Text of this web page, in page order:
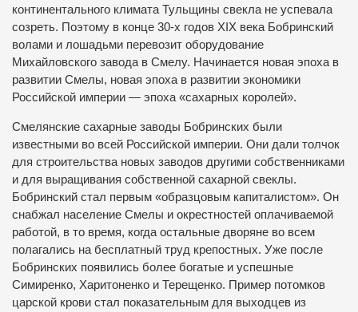
континентального климата Тульщины свекла не успевала
созреть. Поэтому в конце 30-х годов XIX века Бобринский
волами и лошадьми перевозит оборудование
Михайловского завода в Смелу. Начинается новая эпоха в
развитии Смелы, новая эпоха в развитии экономики
Российской империи — эпоха «сахарных королей».
Смелянские сахарные заводы Бобринских были
известными во всей Российской империи. Они дали толчок
для строительства новых заводов другими собственниками
и для выращивания собственной сахарной свеклы.
Бобринский стал первым «образцовым капиталистом». Он
снабжал население Смелы и окрестностей оплачиваемой
работой, в то время, когда остальные дворяне во всем
полагались на бесплатный труд крепостных. Уже после
Бобринских появились более богатые и успешные
Симиренко, Харитоненко и Терещенко. Пример потомков
царской крови стал показательным для выходцев из